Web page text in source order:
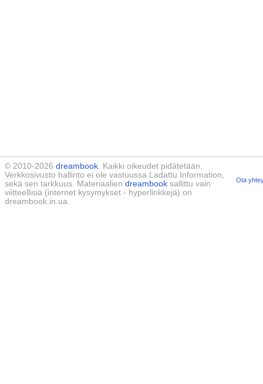
© 2010-2026 dreambook. Kaikki oikeudet pidätetään.
Verkkosivusto hallinto ei ole vastuussa Ladattu Information,
sekä sen tarkkuus. Materiaalien dreambook sallittu vain
viitteellisiä (internet kysymykset - hyperlinkkejä) on
dreambook.in.ua.
Ota